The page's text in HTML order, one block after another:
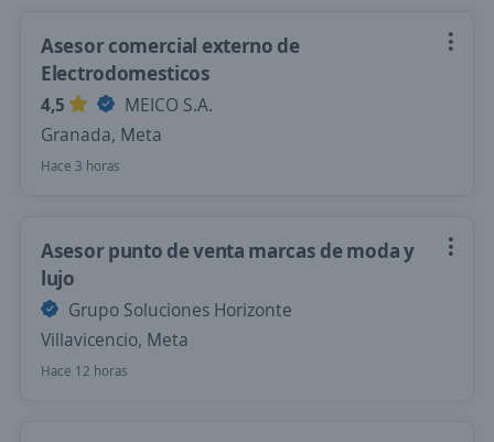
Asesor comercial externo de
Electrodomesticos
4,5
MEICO S.A.
Granada, Meta
Hace 3 horas
Asesor punto de venta marcas de moda y
lujo
Grupo Soluciones Horizonte
Villavicencio, Meta
Hace 12 horas